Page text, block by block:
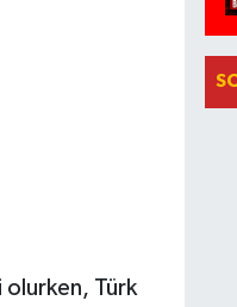
olurken, Türk